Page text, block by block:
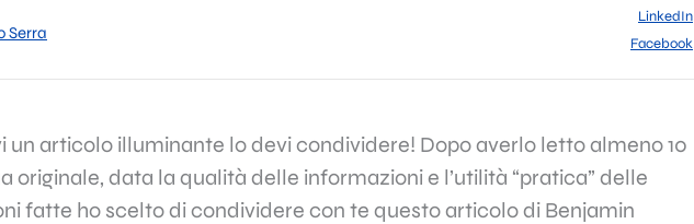
Serra
LinkedIn
Facebook
un articolo illuminante lo devi condividere! Dopo averlo letto almeno 10
originale, data la qualità delle informazioni e l’utilità “pratica” delle
fatte ho scelto di condividere con te questo articolo di Benjamin